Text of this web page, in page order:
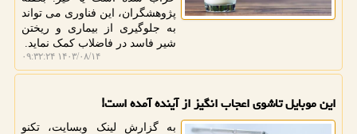
پژوهشگران، این فناوری می تواند
به جلوگیری از بیماری و ریختن
شیر فاسد در فاضلاب کمک نماید.
۱۴۰۳/۰۸/۱۴ ۰۹:۳۲:۲۴
این موبایل تاشوی اعجاب انگیز از آینده آمده است!
به گزارش لینک وبسایت، تکنو